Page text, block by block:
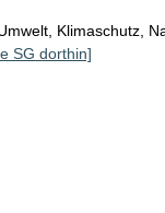
Klimaschutz,
SG dorthin]